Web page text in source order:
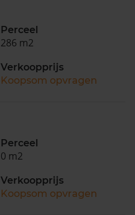
Perceel
286 m2
Verkoopprijs
Koopsom opvragen
Perceel
0 m2
Verkoopprijs
Koopsom opvragen